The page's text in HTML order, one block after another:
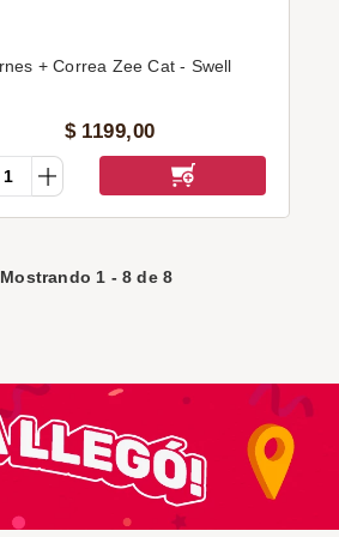
Arnes + Correa Zee Cat - Swell
$ 1199,00
Mostrando 1 - 8 de 8